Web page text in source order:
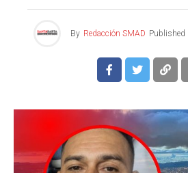
By Redacción SMAD Published